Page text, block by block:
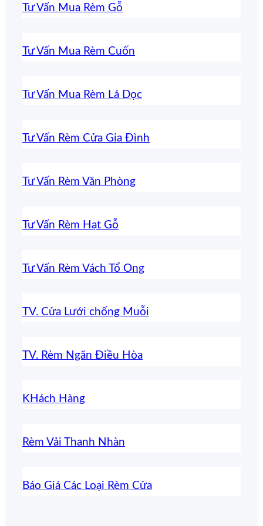
Tư Vấn Mua Rèm Gỗ
Tư Vấn Mua Rèm Cuốn
Tư Vấn Mua Rèm Lá Dọc
Tư Vấn Rèm Cửa Gia Đình
Tư Vấn Rèm Văn Phòng
Tư Vấn Rèm Hạt Gỗ
Tư Vấn Rèm Vách Tổ Ong
TV. Cửa Lưới chống Muỗi
TV. Rèm Ngăn Điều Hòa
KHách Hàng
Rèm Vải Thanh Nhàn
Báo Giá Các Loại Rèm Cửa